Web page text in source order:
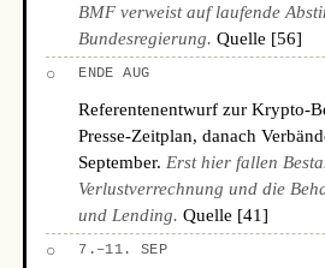
BMF verweist auf laufende
Bundesregierung. Quelle [56]
○ ENDE AUG
Referentenentwurf zur Krypto-
Presse-Zeitplan, danach
September. Erst hier fallen
Verlustverrechnung und die
und Lending. Quelle [41]
○ 7.–11. SEP